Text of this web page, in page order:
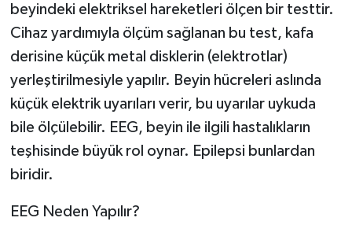
beyindeki elektriksel hareketleri ölçen bir testtir.
Cihaz yardımıyla ölçüm sağlanan bu test, kafa
derisine küçük metal disklerin (elektrotlar)
yerleştirilmesiyle yapılır. Beyin hücreleri aslında
küçük elektrik uyarıları verir, bu uyarılar uykuda
bile ölçülebilir. EEG, beyin ile ilgili hastalıkların
teşhisinde büyük rol oynar. Epilepsi bunlardan
biridir.
EEG Neden Yapılır?